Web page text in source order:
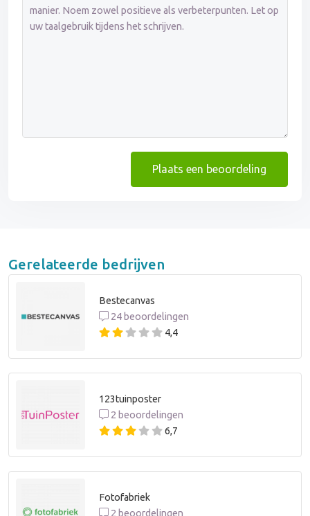
Plaats een beoordeling
Gerelateerde bedrijven
Bestecanvas
24 beoordelingen
4,4
123tuinposter
2 beoordelingen
6,7
Fotofabriek
2 beoordelingen